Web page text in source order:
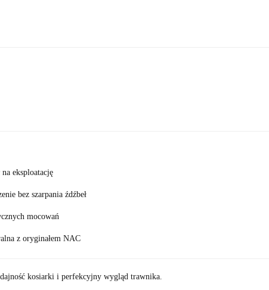
eksploatację
bez szarpania źdźbeł
mocowań
z oryginałem NAC
kosiarki i perfekcyjny wygląd trawnika.